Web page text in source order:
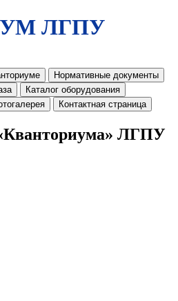
ЛГПУ
Нормативные документы
Каталог оборудования
Контактная страница
ЛГПУ